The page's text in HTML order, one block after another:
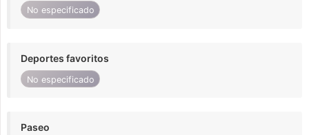
No especificado
Deportes favoritos
No especificado
Paseo